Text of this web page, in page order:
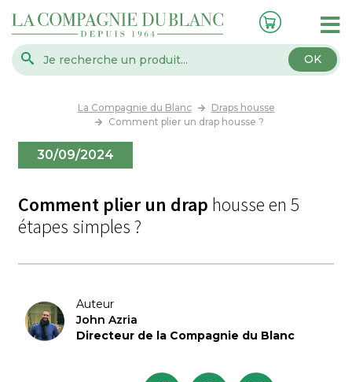
OK
La Compagnie du Blanc
Draps housse
Comment plier un drap housse ?
30/09/2024
Comment plier un drap housse en 5
étapes simples ?
Auteur
John Azria
Directeur de la Compagnie du Blanc